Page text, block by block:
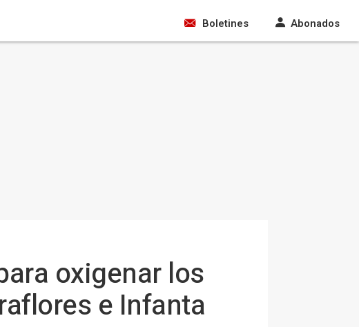
Boletines Abonados
oxigenar los
e Infanta